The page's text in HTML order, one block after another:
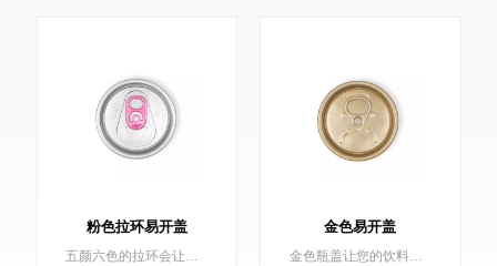
金色易开盖
金色瓶盖让您的饮料罐在货架上熠熠生辉，保沣提供浅金色、深金色全系列金色罐盖。
200 B64 黑色汽水盖
200 B64 黑色汽水盖，环保盖